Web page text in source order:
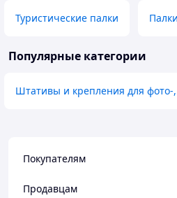
Туристические палки
Популярные категории
Штативы и крепления для фото-
Покупателям
Продавцам